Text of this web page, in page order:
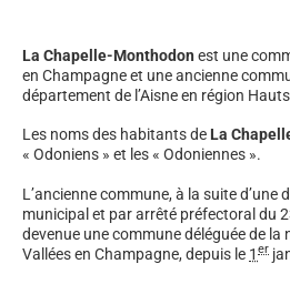
La Chapelle-Monthodon est une
en Champagne et une ancienne
département de l’Aisne en région
Les noms des habitants de La
« Odoniens » et les « Odoniennes ».
L’ancienne commune, à la suite d’une
municipal et par arrêté préfectoral du
devenue une commune déléguée de la
Vallées en Champagne, depuis le 1 er